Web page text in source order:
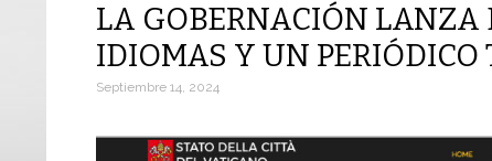
LA GOBERNACIÓN LANZA
IDIOMAS Y UN PERIÓDICO
Septiembre 14, 2024